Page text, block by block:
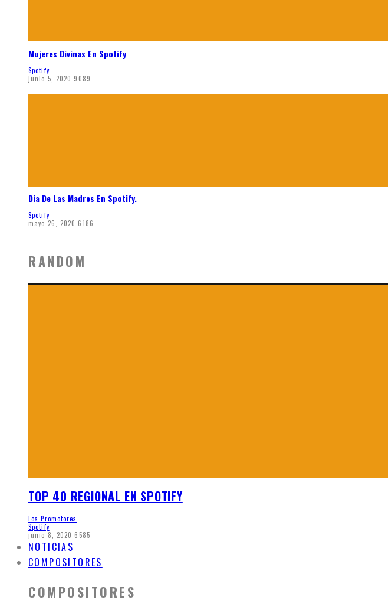
Mujeres Divinas En Spotify
Spotify
junio 5, 2020 9089
Dia De Las Madres En Spotify.
Spotify
mayo 26, 2020 6186
RANDOM
TOP 40 REGIONAL EN SPOTIFY
Los Promotores
Spotify
junio 8, 2020 6585
NOTICIAS
COMPOSITORES
COMPOSITORES